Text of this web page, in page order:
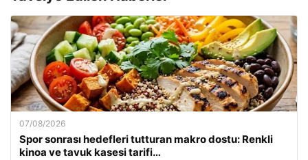
07/08/2026
Spor sonrası hedefleri tutturan makro dostu: Renkli
kinoa ve tavuk kasesi tarifi…